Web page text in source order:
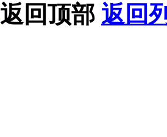
返回顶部 返回